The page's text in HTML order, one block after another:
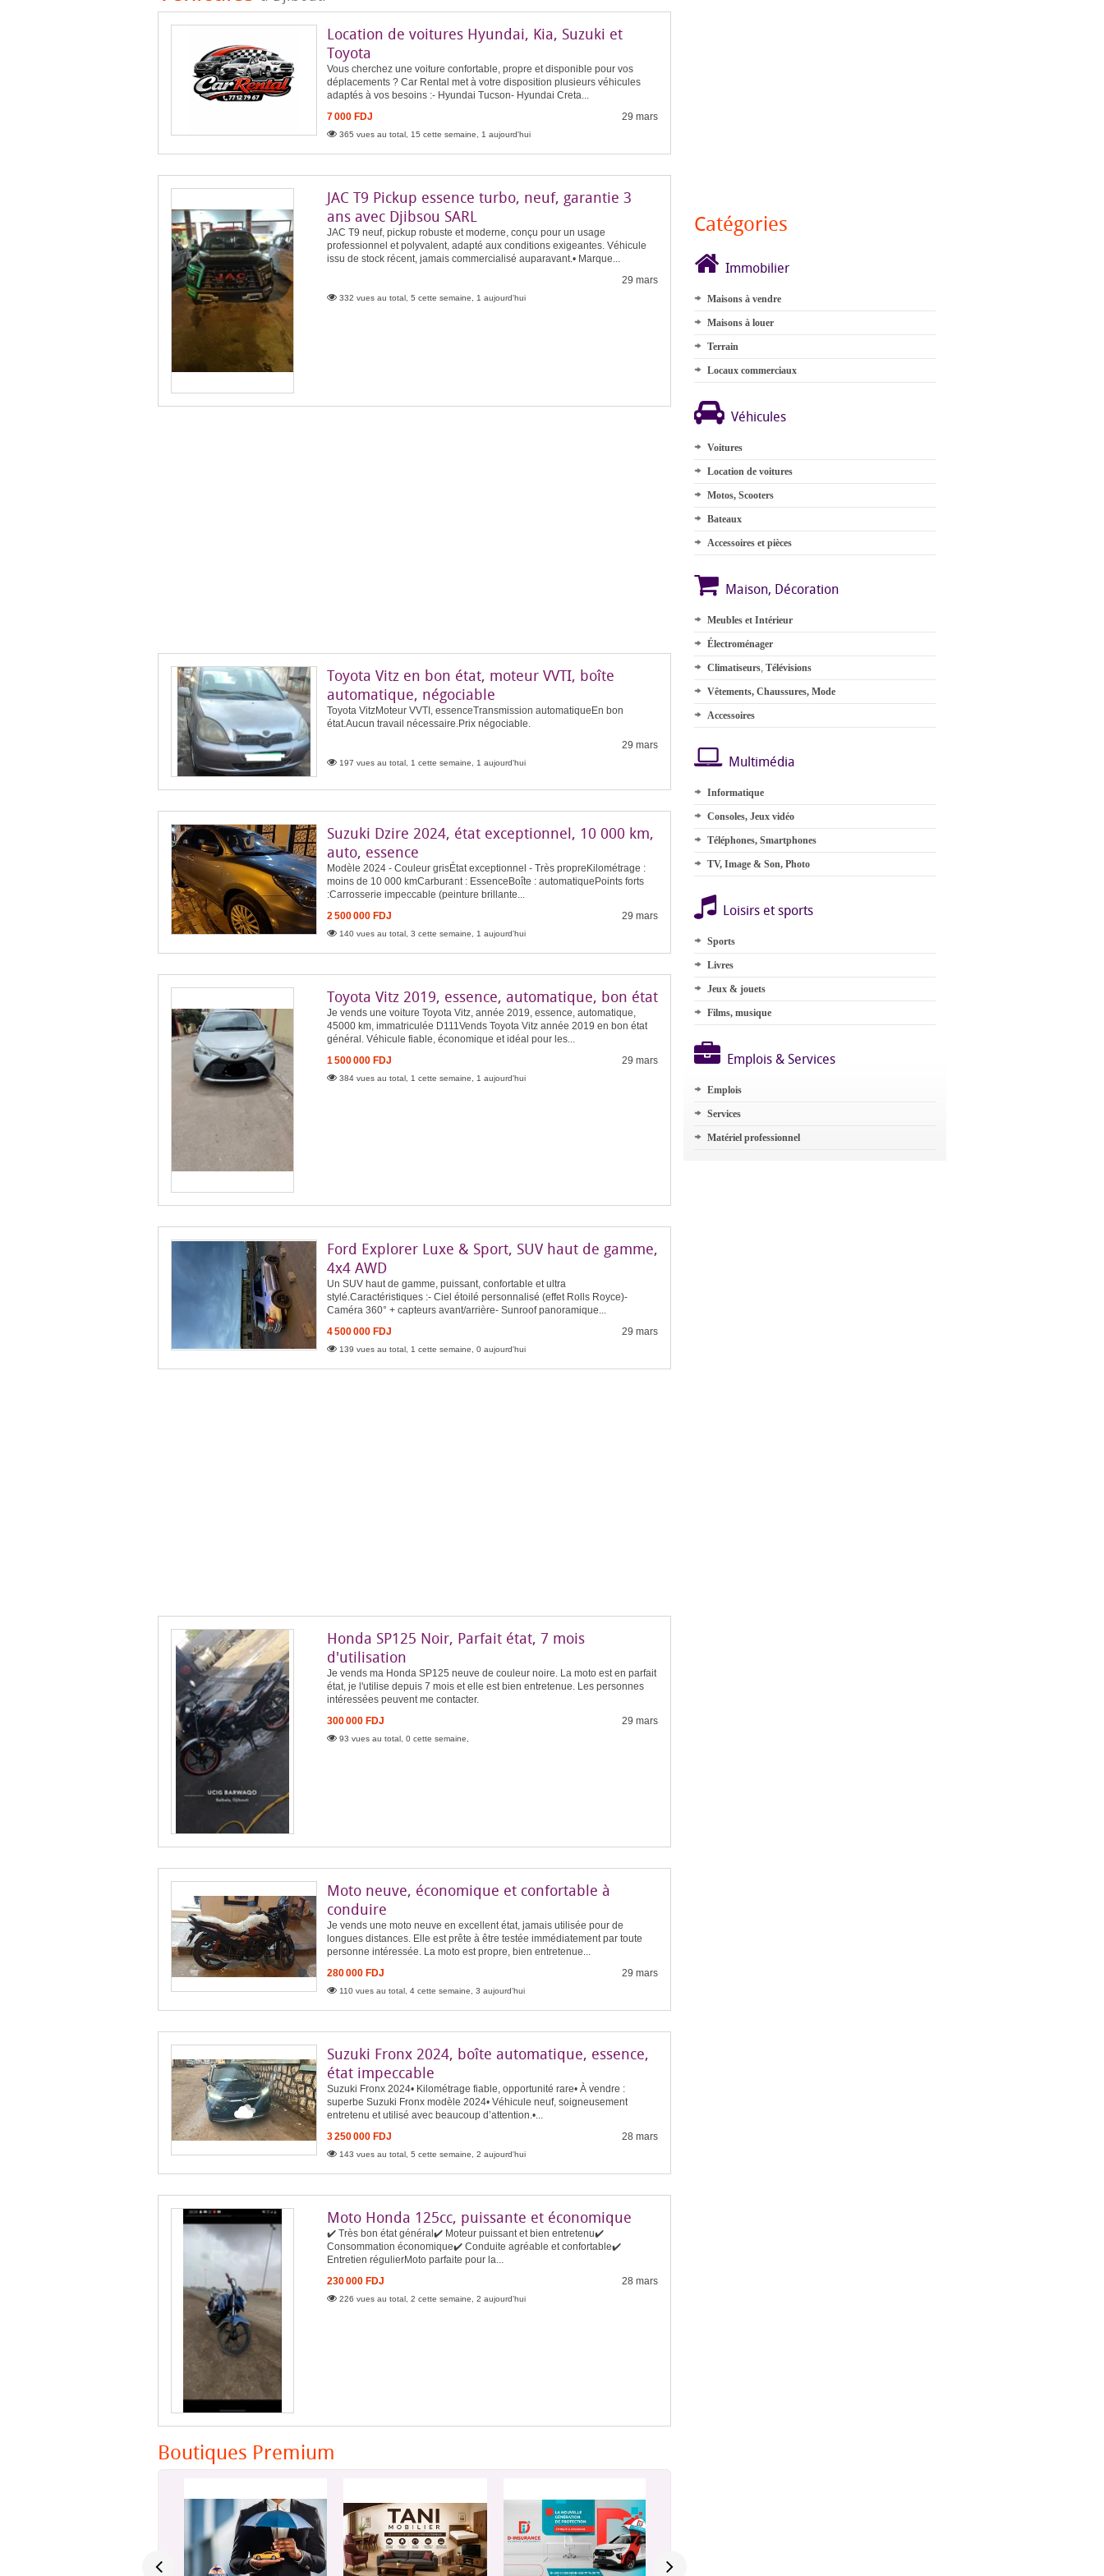
Location de voitures Hyundai, Kia, Suzuki et
Toyota
Vous cherchez une voiture confortable, propre et disponible pour vos
déplacements ? Car Rental met à votre disposition plusieurs véhicules
adaptés à vos besoins :- Hyundai Tucson- Hyundai Creta...
7 000 FDJ
29 mars
365 vues au total, 15 cette semaine, 1 aujourd'hui
JAC T9 Pickup essence turbo, neuf, garantie 3
ans avec Djibsou SARL
JAC T9 neuf, pickup robuste et moderne, conçu pour un usage
professionnel et polyvalent, adapté aux conditions exigeantes. Véhicule
issu de stock récent, jamais commercialisé auparavant.• Marque...
29 mars
332 vues au total, 5 cette semaine, 1 aujourd'hui
Toyota Vitz en bon état, moteur VVTI, boîte
automatique, négociable
Toyota VitzMoteur VVTI, essenceTransmission automatiqueEn bon
état.Aucun travail nécessaire.Prix négociable.
29 mars
197 vues au total, 1 cette semaine, 1 aujourd'hui
Suzuki Dzire 2024, état exceptionnel, 10 000 km,
auto, essence
Modèle 2024 - Couleur grisÉtat exceptionnel - Très propreKilométrage :
moins de 10 000 kmCarburant : EssenceBoîte : automatiquePoints forts
:Carrosserie impeccable (peinture brillante...
2 500 000 FDJ
29 mars
140 vues au total, 3 cette semaine, 1 aujourd'hui
Toyota Vitz 2019, essence, automatique, bon état
Je vends une voiture Toyota Vitz, année 2019, essence, automatique,
45000 km, immatriculée D111Vends Toyota Vitz année 2019 en bon état
général. Véhicule fiable, économique et idéal pour les...
1 500 000 FDJ
29 mars
384 vues au total, 1 cette semaine, 1 aujourd'hui
Ford Explorer Luxe & Sport, SUV haut de gamme,
4x4 AWD
Un SUV haut de gamme, puissant, confortable et ultra
stylé.Caractéristiques :- Ciel étoilé personnalisé (effet Rolls Royce)-
Caméra 360° + capteurs avant/arrière- Sunroof panoramique...
4 500 000 FDJ
29 mars
139 vues au total, 1 cette semaine, 0 aujourd'hui
Honda SP125 Noir, Parfait état, 7 mois
d'utilisation
Je vends ma Honda SP125 neuve de couleur noire. La moto est en parfait
état, je l'utilise depuis 7 mois et elle est bien entretenue. Les personnes
intéressées peuvent me contacter.
300 000 FDJ
29 mars
93 vues au total, 0 cette semaine,
Moto neuve, économique et confortable à
conduire
Je vends une moto neuve en excellent état, jamais utilisée pour de
longues distances. Elle est prête à être testée immédiatement par toute
personne intéressée. La moto est propre, bien entretenue...
280 000 FDJ
29 mars
110 vues au total, 4 cette semaine, 3 aujourd'hui
Suzuki Fronx 2024, boîte automatique, essence,
état impeccable
Suzuki Fronx 2024• Kilométrage fiable, opportunité rare• À vendre :
superbe Suzuki Fronx modèle 2024• Véhicule neuf, soigneusement
entretenu et utilisé avec beaucoup d’attention.•...
3 250 000 FDJ
28 mars
143 vues au total, 5 cette semaine, 2 aujourd'hui
Moto Honda 125cc, puissante et économique
✔️ Très bon état général✔️ Moteur puissant et bien entretenu✔️
Consommation économique✔️ Conduite agréable et confortable✔️
Entretien régulierMoto parfaite pour la...
230 000 FDJ
28 mars
226 vues au total, 2 cette semaine, 2 aujourd'hui
Boutiques Premium
Catégories
Immobilier
Maisons à vendre
Maisons à louer
Terrain
Locaux commerciaux
Véhicules
Voitures
Location de voitures
Motos, Scooters
Bateaux
Accessoires et pièces
Maison, Décoration
Meubles et Intérieur
Électroménager
Climatiseurs, Télévisions
Vêtements, Chaussures, Mode
Accessoires
Multimédia
Informatique
Consoles, Jeux vidéo
Téléphones, Smartphones
TV, Image & Son, Photo
Loisirs et sports
Sports
Livres
Jeux & jouets
Films, musique
Emplois & Services
Emplois
Services
Matériel professionnel